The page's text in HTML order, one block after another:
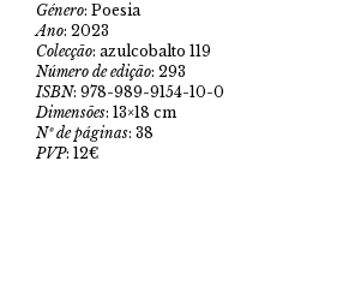
Género: Poesia
Ano: 2023
Colecção: azulcobalto 119
Número de edição: 293
ISBN: 978-989-9154-10-0
Dimensões: 13×18 cm
Nº de páginas: 38
PVP: 12€